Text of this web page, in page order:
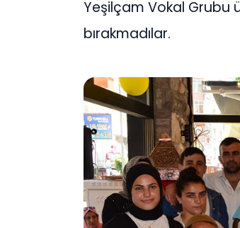
Yeşilçam Vokal Grubu
bırakmadılar.